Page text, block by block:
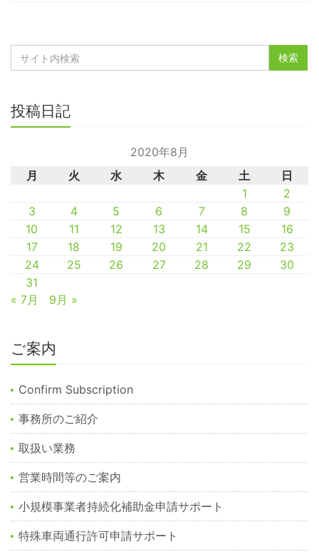
投稿日記
2020年8月
月
火 水 木 金 土
日
1
2
3
4 5 6 7 8
9
10
11 12 13 14 15
16
17
18 19 20 21 22
23
24
25 26 27 28 29
30
31
« 7月
9月 »
ご案内
Confirm Subscription
事務所のご紹介
取扱い業務
営業時間等のご案内
小規模事業者持続化補助金申請サポート
特殊車両通行許可申請サポート